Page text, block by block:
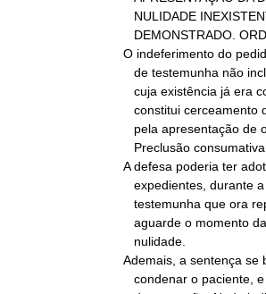
O indeferimento do
A defesa poderia ter
Ademais, a sentença se